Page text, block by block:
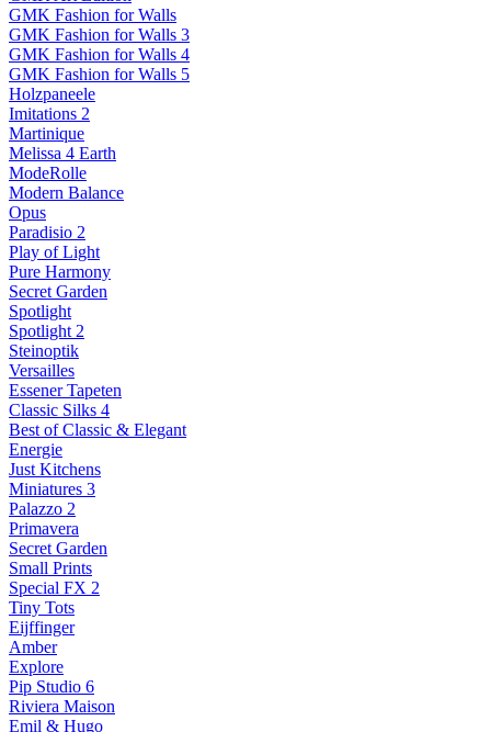
GMK Fashion for Walls
GMK Fashion for Walls 3
GMK Fashion for Walls 4
GMK Fashion for Walls 5
Holzpaneele
Imitations 2
Martinique
Melissa 4 Earth
ModeRolle
Modern Balance
Opus
Paradisio 2
Play of Light
Pure Harmony
Secret Garden
Spotlight
Spotlight 2
Steinoptik
Versailles
Essener Tapeten
Classic Silks 4
Best of Classic & Elegant
Energie
Just Kitchens
Miniatures 3
Palazzo 2
Primavera
Secret Garden
Small Prints
Special FX 2
Tiny Tots
Eijffinger
Amber
Explore
Pip Studio 6
Riviera Maison
Emil & Hugo